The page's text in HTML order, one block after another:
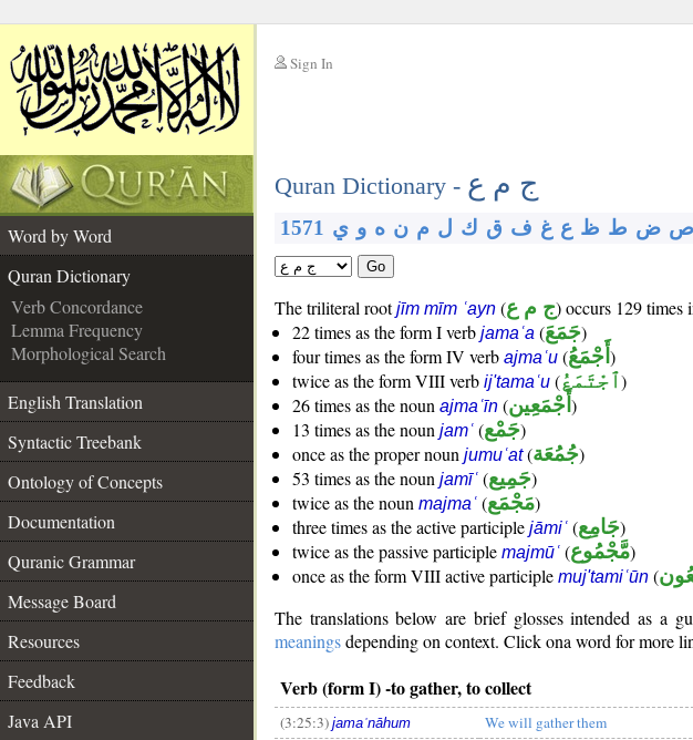
Sign In
Quran Dictionary - ج م ع
Word by Word
Quran Dictionary
Verb Concordance
Lemma Frequency
Morphological Search
English Translation
Syntactic Treebank
Ontology of Concepts
Documentation
Quranic Grammar
Message Board
Resources
Feedback
Java API
1571 ص ض ط ظ ع غ ف ق ك ل م ن ه و ي
Go
The triliteral rootjīm mīm ʿayn (ج م ع) occurs 129 times
22 times as the form I verb jamaʿa (جَمَعَ)
four times as the form IV verb ajmaʿu (أَجْمَعُ )
twice as the form VIII verb ij'tamaʿu (ٱجْتَمَعُ)
26 times as the noun ajmaʿīn (أَجْمَعِين )
13 times as the noun jamʿ (جَمْع)
once as the proper noun jumuʿat(جُمُعَة)
53 times as the noun jamīʿ (جَمِيع)
twice as the noun majmaʿ (مَجْمَع)
three times as the active participle jāmiʿ (جَامِع)
twice as the passive participle majmūʿ (مَّجْمُوع)
once as the form VIII active participle muj'tamiʿūn (
The translations below are brief glosses intended as
meaningsdepending on context. Click ona word for more
Verb (form I) -to gather, to collect
(3:25:3) jamaʿnāhum We will gather them